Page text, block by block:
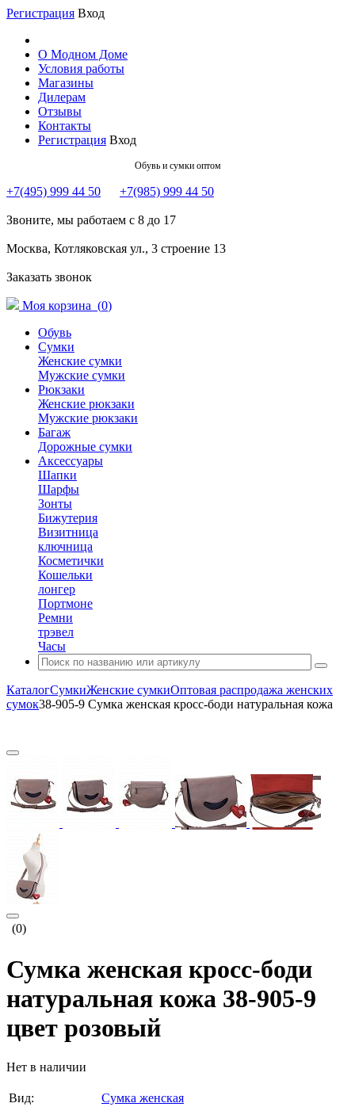
Регистрация Вход
О Модном Доме
Условия работы
Магазины
Дилерам
Отзывы
Контакты
Регистрация Вход
Обувь и сумки оптом
+7(495) 999 44 50 +7(985) 999 44 50
Звоните, мы работаем с 8 до 17
Москва, Котляковская ул., 3 строение 13
Заказать звонок
Моя корзина (0)
Обувь
Сумки
Женские сумки
Мужские сумки
Рюкзаки
Женские рюкзаки
Мужские рюкзаки
Багаж
Дорожные сумки
Аксессуары
Шапки
Шарфы
Зонты
Бижутерия
Визитница
ключница
Косметички
Кошельки
лонгер
Портмоне
Ремни
трэвел
Часы
КаталогСумкиЖенские сумкиОптовая распродажа женских
сумок38-905-9 Сумка женская кросс-боди натуральная кожа
(0)
Сумка женская кросс-боди
натуральная кожа 38-905-9
цвет розовый
Нет в наличии
Вид:
Сумка женская